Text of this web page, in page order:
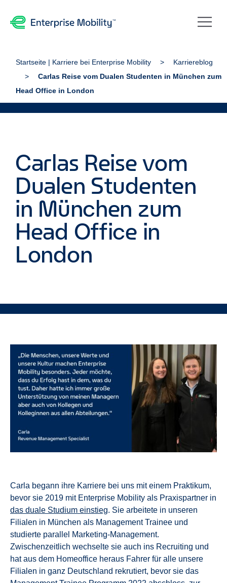
Startseite | Karriere bei Enterprise Mobility
Karriereblog
Carlas Reise vom Dualen Studenten in München zum
Head Office in London
Carlas Reise vom
Dualen Studenten
in München zum
Head Office in
London
Carla begann ihre Karriere bei uns mit einem Praktikum,
bevor sie 2019 mit Enterprise Mobility als Praxispartner in
das duale Studium einstieg. Sie arbeitete in unseren
Filialen in München als Management Trainee und
studierte parallel Marketing-Management.
Zwischenzeitlich wechselte sie auch ins Recruiting und
hat aus dem Homeoffice heraus Fahrer für alle unsere
Filialen in ganz Deutschland rekrutiert, bevor sie das